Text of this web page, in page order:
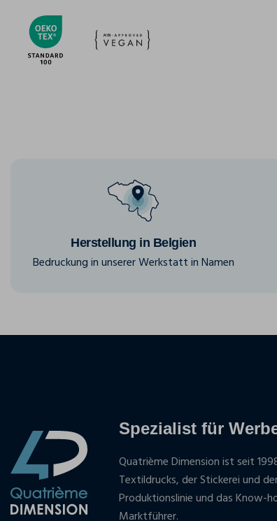
Herstellung in Belgien
Bedruckung in unserer Werkstatt in Namen
Spezialist für
Quatrième Dimension ist seit
Textildrucks, der Stickerei und
Produktionslinie und das Know-
Marktführer.